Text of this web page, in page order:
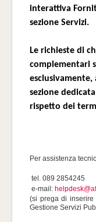
interattiva
sezione Servizi.
Le richieste di
complementari
sezione
rispetto dei
Per assistenza
tel. 089 2854245
e-mail:
(si prega di inserire
Gestione Servizi